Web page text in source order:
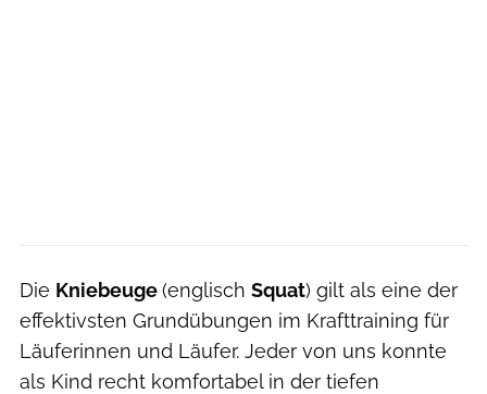
Die Kniebeuge(englisch Squat) gilt als eine der
effektivsten Grundübungen im Krafttraining für
Läuferinnen und Läufer. Jeder von uns konnte
als Kind recht komfortabel in der tiefen